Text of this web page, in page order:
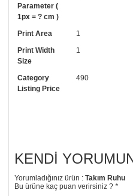
uygulama kılavuzu da gönderilecektir.
• Resimli duvar kağıdı modelinizi
arayıp talebinizi iletebilirsiniz.
• Görselde düzenleme yaptırmak
numaramızdan ulaşabilirsiniz.
Parameter (
1px = ? cm )
Print Area
1
Print Width
Size
1
Category
Listing Price
490
KENDI
Yorumladığınız ürün :Takım Ruhu
Bu ürüne kaç puan verirsiniz ?*